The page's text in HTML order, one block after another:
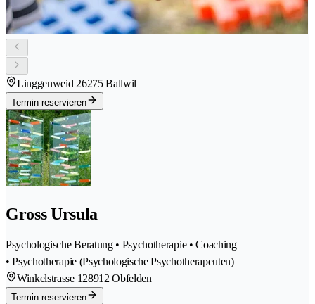
Linggenweid 26275 Ballwil
Termin reservieren
Gross Ursula
Psychologische Beratung • Psychotherapie • Coaching
• Psychotherapie (Psychologische Psychotherapeuten)
Winkelstrasse 128912 Obfelden
Termin reservieren